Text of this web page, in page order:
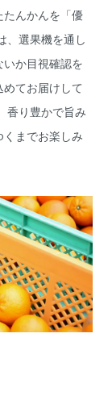
んかんを「優
、選果機を通し
か目視確認を
てお届けして
香り豊かで旨み
までお楽しみ